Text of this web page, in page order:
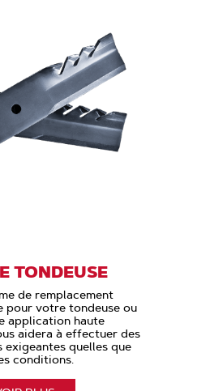
TONDEUSE
de remplacement
pour votre tondeuse ou
application haute
aidera à effectuer des
exigeantes quelles que
conditions.